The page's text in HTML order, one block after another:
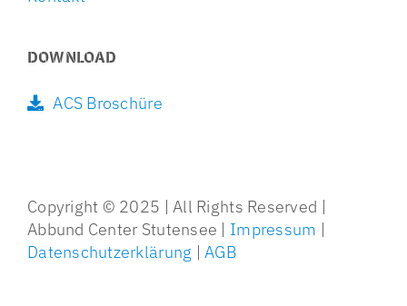
DOWNLOAD
ACS Broschüre
Copyright © 2025 | All Rights Reserved |
Abbund Center Stutensee | Impressum |
Datenschutzerklärung | AGB